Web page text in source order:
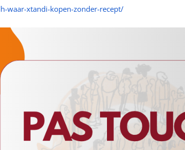
waar-xtandi-kopen-zonder-recept/